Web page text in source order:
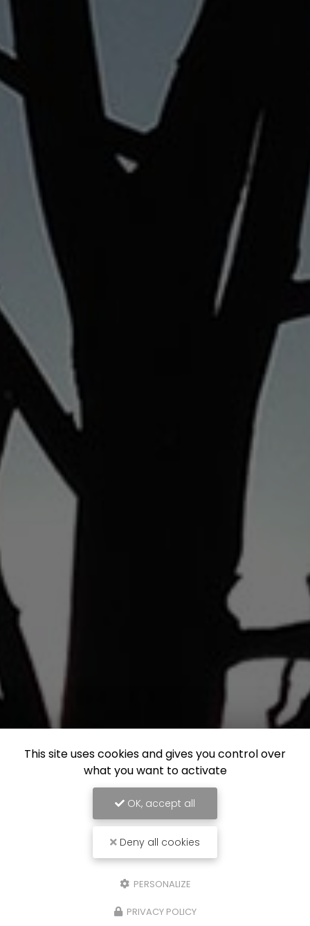
This site uses cookies and gives you control over
what you want to activate
OK, accept all
Deny all cookies
PERSONALIZE
PRIVACY POLICY